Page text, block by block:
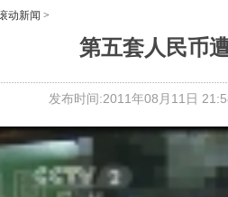
动新闻 >
第五套人民币
发布时间:2011年08月11日